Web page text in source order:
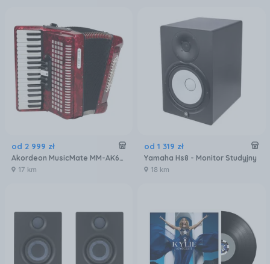
od 2 999 zł
Akordeon MusicMate MM-AK60 MelodyMaster
17 km
od 1 319 zł
Yamaha Hs8 - Monitor Studyjny
18 km